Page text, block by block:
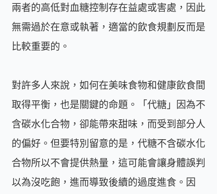
兩者的高低對血糖控制存在益處或害處，因此
無需過於在意或執著，適當的飲食規劃反而是
比較重要的。
對許多人來說，如何在美味食物和健康飲食間
取得平衡，也是關鍵的命題。「代糖」因為不
含碳水化合物，卻能帶來甜味，而受到部分人
的偏好。但要特別留意的是，代糖不含碳水化
合物所以不會提供熱量，這可能會讓身體誤判
以為沒吃飽，進而導致後續的過度進食。因